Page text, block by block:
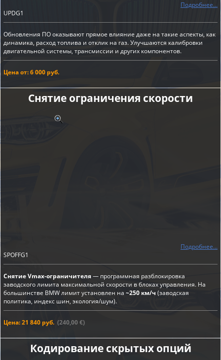
Подробнее...
UPDG1
Обновления ПО оказывают прямое влияние даже на такие аспекты, как
динамика, расход топлива и отклик на газ. Улучшаются калибровки
двигательной системы, трансмиссии и других компонентов.
Цена от: 6 000 руб.
Снятие ограничения скорости
Подробнее...
SPOFFG1
Снятие Vmax-ограничителя— программная разблокировка
заводского лимита максимальной скорости в блоках управления. На
большинстве BMW лимит установлен на ~250 км/ч (заводская
политика, индекс шин, экология/шум).
Цена: 21 840 руб. (240,00 €)
Кодирование скрытых опций